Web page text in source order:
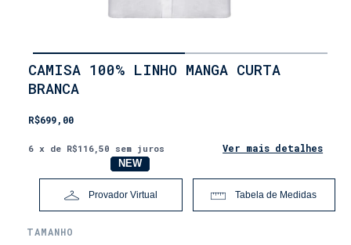
INÍCIO
•
LANÇAMENTOS
CAMISA 100% LINHO MANGA CURTA
BRANCA
R$699,00
6 x de R$116,50 sem juros Ver mais detalhes
Provador Virtual
NOVO
NEW
Tabela de Medidas
TAMANHO